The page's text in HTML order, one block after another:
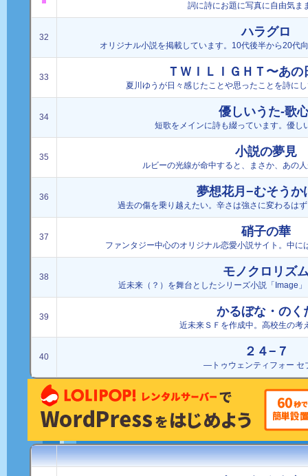
詞に詩にお題に写真に自由気ま
32 ハラグロ
オリジナル小説を掲載しています。10代後半から20代
33 ＴＷＩＬＩＧＨＴ〜あの
夏川ゆうが日々感じたことや思ったことを詩に
34 優しいうた-歌
短歌をメインに詩も綴っています。優し
35 小説の夢見
ルビーの光線が命中すると、まさか、あの
36 夢想花月−むそうか
過去の傷を乗り越えたい。辛さは強さに変わるは
37 硝子の華
ファンタジー中心のオリジナル恋愛小説サイト。中に
38 モノクロリズ
近未来（？）を舞台としたシリーズ小説「Image
39 かるぼな・のく
近未来ＳＦを作成中。高校生の考
40 ２４−７
―トゥウェンティフォー